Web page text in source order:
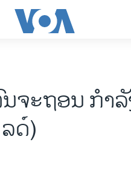
ຈະຖອນ ກຳ
ດ໌)